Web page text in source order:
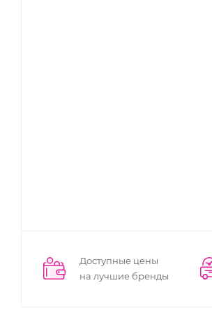
Доступные цены
на лучшие бренды